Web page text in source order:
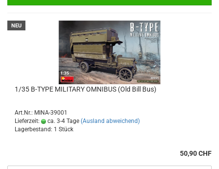
NEU
1/35 B-TYPE MILITARY OMNIBUS (Old Bill Bus)
Art.Nr.: MINA-39001
Lieferzeit:
ca. 3-4 Tage (Ausland abweichend)
Lagerbestand: 1 Stück
50,90 CHF